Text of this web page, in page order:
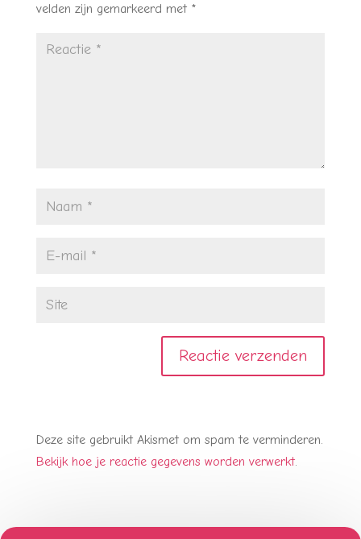
velden zijn gemarkeerd met *
Deze site gebruikt Akismet om spam te verminderen.
Bekijk hoe je reactie gegevens worden verwerkt.